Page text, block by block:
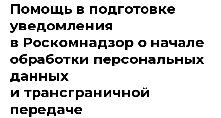
Помощь в подготовке
уведомления
в Роскомнадзор о начале
обработки персональных
данных
и трансграничной
передаче